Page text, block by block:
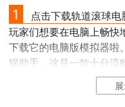
先的下载机会了咯！
下载九游APP订阅轨道滚
一键高速下
1
点击下载轨道滚球电
玩家们想要在电脑上畅快
下载它的电脑版模拟器啦
猩助手，这是一款十分流
器，性能强悍，功能完
助功能，是电脑玩轨道